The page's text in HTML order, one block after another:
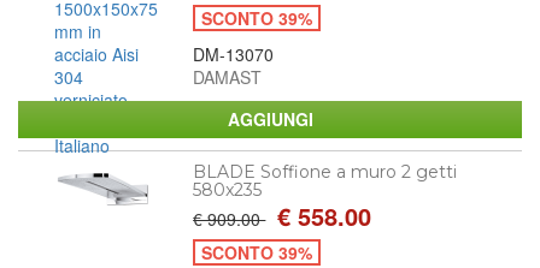
SCONTO 39%
DM-13070
DAMAST
BLADE Soffione a muro 2 getti
580x235
€ 909.00 € 558.00
SCONTO 39%